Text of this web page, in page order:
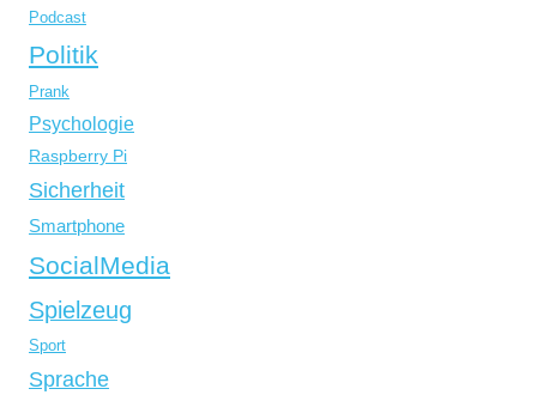
Podcast
Politik
Prank
Psychologie
Raspberry Pi
Sicherheit
Smartphone
SocialMedia
Spielzeug
Sport
Sprache